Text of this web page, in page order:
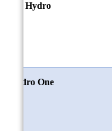
BC Hydro
Hydro One